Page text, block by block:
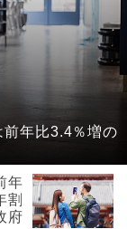
前年比3.4％増の
年
割
府